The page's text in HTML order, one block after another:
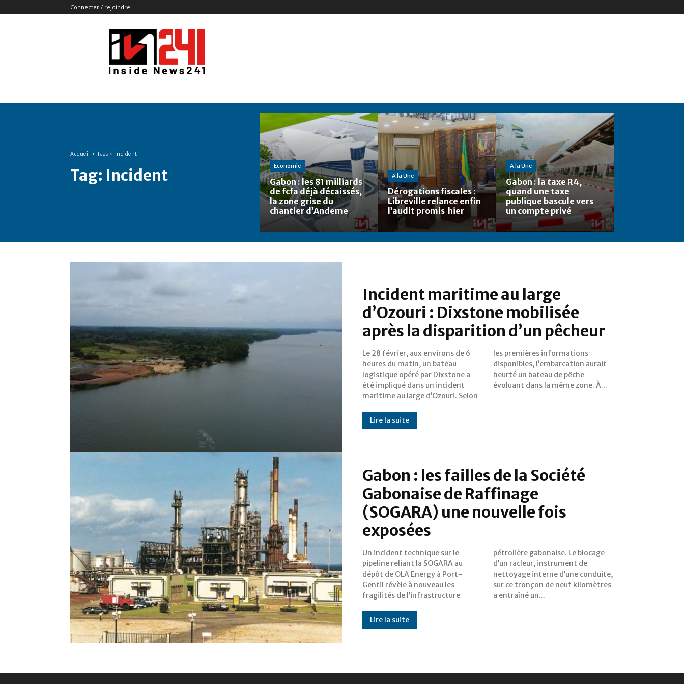
Connecter / rejoindre
Insidenews241
Accueil Tags Incident
Tag: Incident Economie
Gabon : les 81 milliards
de fcfa déjà décaissés,
la zone grise du
chantier d’Andeme
A la Une
Dérogations fiscales :
Libreville relance enfin
l’audit promis hier
A la Une
Gabon : la taxe R4,
quand une taxe
publique bascule vers
un compte privé
Incident maritime au large
d’Ozouri : Dixstone mobilisée
après la disparition d’un pêcheur
Le 28 février, aux environs de 6
heures du matin, un bateau
logistique opéré par Dixstone a
été impliqué dans un incident
maritime au large d’Ozouri. Selon
les premières informations
disponibles, l’embarcation aurait
heurté un bateau de pêche
évoluant dans la même zone. À...
Lire la suite
Gabon : les failles de la Société
Gabonaise de Raffinage
(SOGARA) une nouvelle fois
exposées
Un incident technique sur le
pipeline reliant la SOGARA au
dépôt de OLA Energy à Port-
Gentil révèle à nouveau les
fragilités de l’infrastructure
pétrolière gabonaise. Le blocage
d’un racleur, instrument de
nettoyage interne d’une conduite,
sur ce tronçon de neuf kilomètres
a entraîné un...
Lire la suite